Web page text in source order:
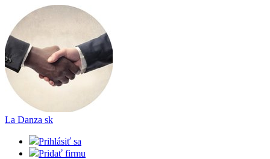
La Danza sk
Prihlásiť sa
Pridať firmu